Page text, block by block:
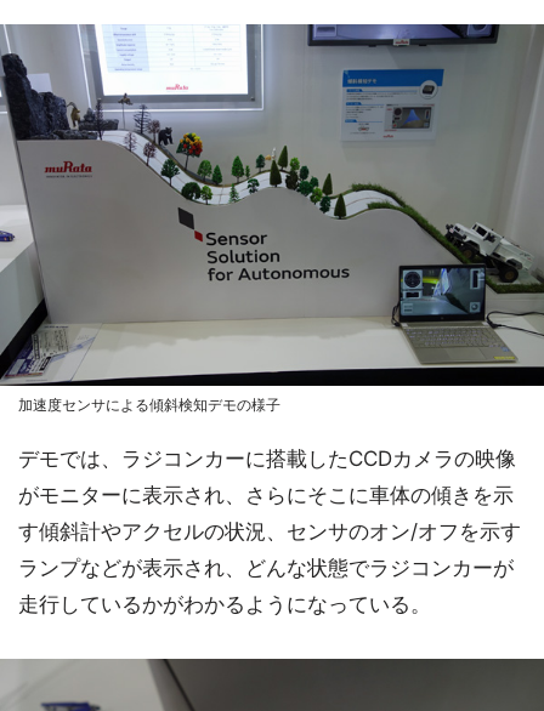
加速度センサによる傾斜検知デモの様子
デモでは、ラジコンカーに搭載したCCDカメラの映像
がモニターに表示され、さらにそこに車体の傾きを示
す傾斜計やアクセルの状況、センサのオン/オフを示す
ランプなどが表示され、どんな状態でラジコンカーが
走行しているかがわかるようになっている。